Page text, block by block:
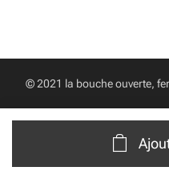
© 2021 la bouche ouverte,